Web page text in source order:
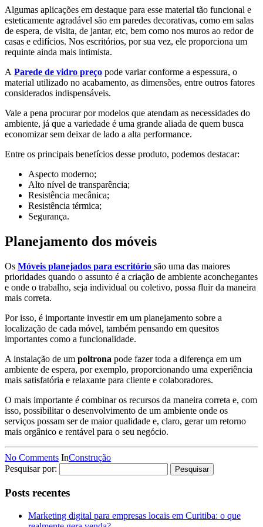
Algumas aplicações em destaque para esse material tão funcional e
esteticamente agradável são em paredes decorativas, como em salas
de espera, de visita, de jantar, etc, bem como nos muros ao redor de
casas e edifícios. Nos escritórios, por sua vez, ele proporciona um
requinte ainda mais intimista.
A Parede de vidro preço pode variar conforme a espessura, o
material utilizado no acabamento, as dimensões, entre outros fatores
considerados indispensáveis.
Vale a pena procurar por modelos que atendam as necessidades do
ambiente, já que a variedade é uma grande aliada de quem busca
economizar sem deixar de lado a alta performance.
Entre os principais benefícios desse produto, podemos destacar:
Aspecto moderno;
Alto nível de transparência;
Resistência mecânica;
Resistência térmica;
Segurança.
Planejamento dos móveis
Os Móveis planejados para escritório são uma das maiores
prioridades quando o assunto é a criação de ambiente aconchegantes
e onde o trabalho, seja individual ou coletivo, possa fluir da maneira
mais correta.
Por isso, é importante investir em um planejamento sobre a
localização de cada móvel, também pensando em quesitos
importantes como a funcionalidade.
A instalação de um poltrona pode fazer toda a diferença em um
ambiente de espera, por exemplo, proporcionando uma experiência
mais satisfatória e relaxante para cliente e colaboradores.
O mais importante é combinar os recursos da maneira correta e, com
isso, possibilitar o desenvolvimento de um ambiente onde os
serviços possam ser de maior qualidade e, claro, gerar um retorno
mais orgânico e rentável para o seu negócio.
No Comments InConstrução
Pesquisar por:
Posts recentes
Marketing digital para empresas locais em Curitiba: o que